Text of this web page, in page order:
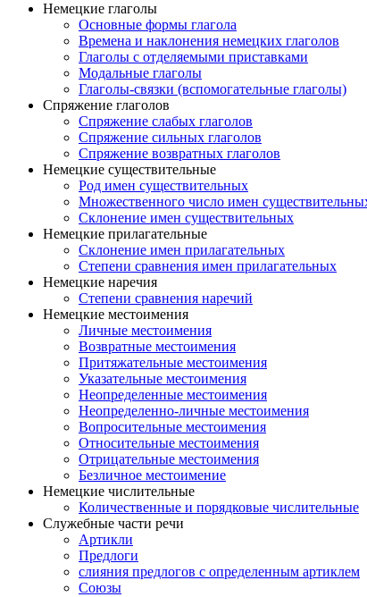
Немецкие глаголы
Основные формы глагола
Времена и наклонения немецких глаголов
Глаголы с отделяемыми приставками
Модальные глаголы
Глаголы-связки (вспомогательные глаголы)
Спряжение глаголов
Спряжение слабых глаголов
Спряжение сильных глаголов
Спряжение возвратных глаголов
Немецкие существительные
Род имен существительных
Множественного число имен
Склонение имен существительных
Немецкие прилагательные
Склонение имен прилагательных
Степени сравнения имен прилагательных
Немецкие наречия
Степени сравнения наречий
Немецкие местоимения
Личные местоимения
Возвратные местоимения
Притяжательные местоимения
Указательные местоимения
Неопределенные местоимения
Неопределенно-личные местоимения
Вопросительные местоимения
Относительные местоимения
Отрицательные местоимения
Безличное местоимение
Немецкие числительные
Количественные и порядковые числительные
Служебные части речи
Артикли
Предлоги
слияния предлогов с определенным артиклем
Союзы